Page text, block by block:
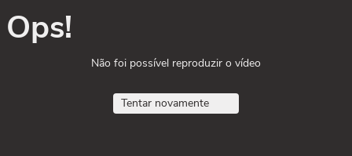
Ops!
Não foi possível reproduzir o vídeo
Tentar novamente